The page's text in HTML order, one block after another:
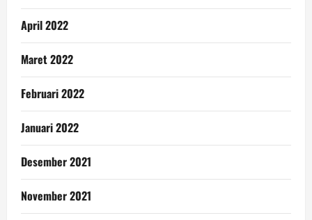
April 2022
Maret 2022
Februari 2022
Januari 2022
Desember 2021
November 2021